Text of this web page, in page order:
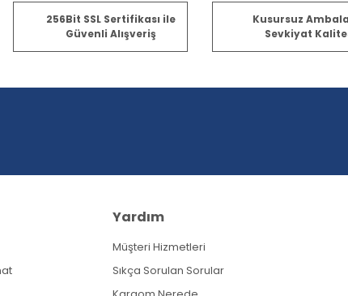
Bu ürüne ilk yorumu siz yapın!
gördüğünüz noktaları öneri formunu kullanarak tarafımıza
256Bit SSL Sertifikası ile
Güvenli Alışveriş
Kusursuz
Sevkiyat
Yardım
Müşteri Hizmetleri
Sıkça Sorulan Sorular